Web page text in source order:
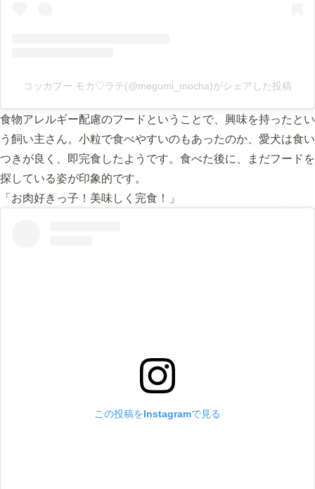
コッカプー モカ♡ラテ(@megumi_mocha)がシェアした投稿
食物アレルギー配慮のフードということで、興味を持ったとい
う飼い主さん。小粒で食べやすいのもあったのか、愛犬は食い
つきが良く、即完食したようです。食べた後に、まだフードを
探している姿が印象的です。
「お肉好きっ子！美味しく完食！」
この投稿をInstagramで見る